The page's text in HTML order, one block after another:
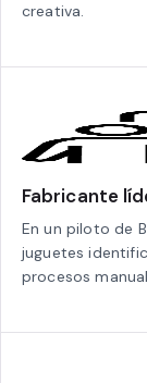
creativa.
Fabricante
En un piloto de
juguetes
procesos